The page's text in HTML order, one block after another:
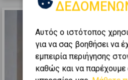
Αυτός ο ιστότοπος
για να σας βοηθήσει να
εμπειρία περιήγησης
καθώς και να παρέχουμε